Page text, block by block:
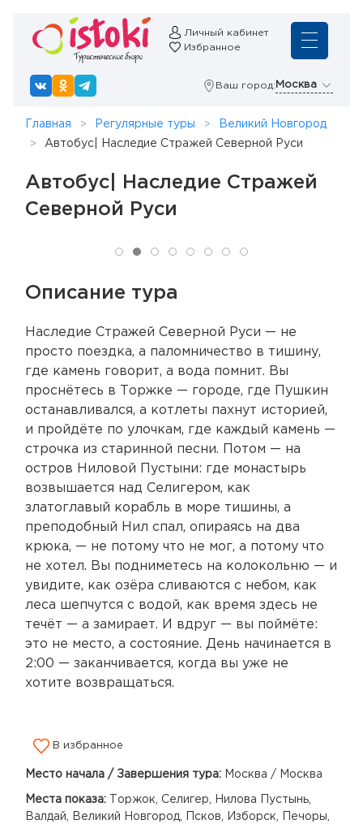
Личный кабинет
Избранное
Ваш город: Москва
Главная Регулярные туры
Великий Новгород
Автобус| Наследие Стражей Северной Руси
Автобус| Наследие Стражей
Северной Руси
Описание тура
Наследие Стражей Северной Руси — не
просто поездка, а паломничество в тишину,
где камень говорит, а вода помнит. Вы
проснётесь в Торжке — городе, где Пушкин
останавливался, а котлеты пахнут историей,
и пройдёте по улочкам, где каждый камень —
строчка из старинной песни. Потом — на
остров Ниловой Пустыни: где монастырь
возвышается над Селигером, как
златоглавый корабль в море тишины, а
преподобный Нил спал, опираясь на два
крюка, — не потому что не мог, а потому что
не хотел. Вы подниметесь на колокольню — и
увидите, как озёра сливаются с небом, как
леса шепчутся с водой, как время здесь не
течёт — а замирает. И вдруг — вы поймёте:
это не место, а состояние. День начинается в
2:00 — заканчивается, когда вы уже не
хотите возвращаться.
В избранное
Место начала / Завершения тура: Москва / Москва
Места показа:
Торжок, Селигер, Нилова Пустынь,
Валдай, Великий Новгород, Псков, Изборск, Печоры,